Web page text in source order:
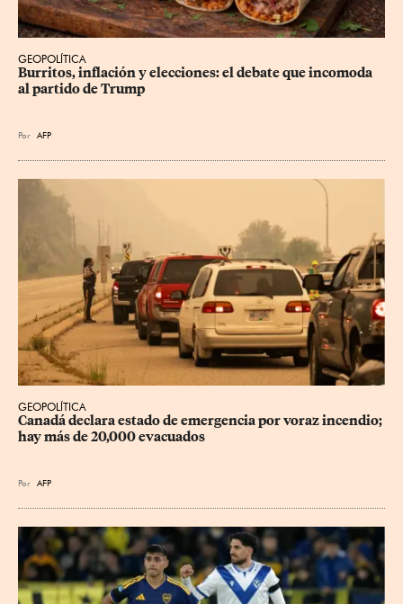
GEOPOLÍTICA
Burritos, inflación y elecciones: el debate que incomoda
al partido de Trump
Por AFP
GEOPOLÍTICA
Canadá declara estado de emergencia por voraz incendio;
hay más de 20,000 evacuados
Por AFP